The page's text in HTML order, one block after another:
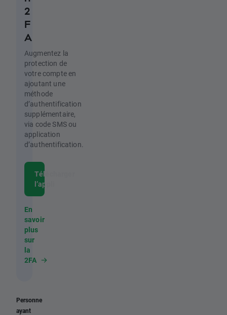
2
F
A
Augmentez la
protection de
votre compte en
ajoutant une
méthode
d’authentification
supplémentaire,
via code SMS ou
application
d’authentification.
Télécharger
l’appli
En
savoir
plus
sur
la
2FA
Personne
ayant